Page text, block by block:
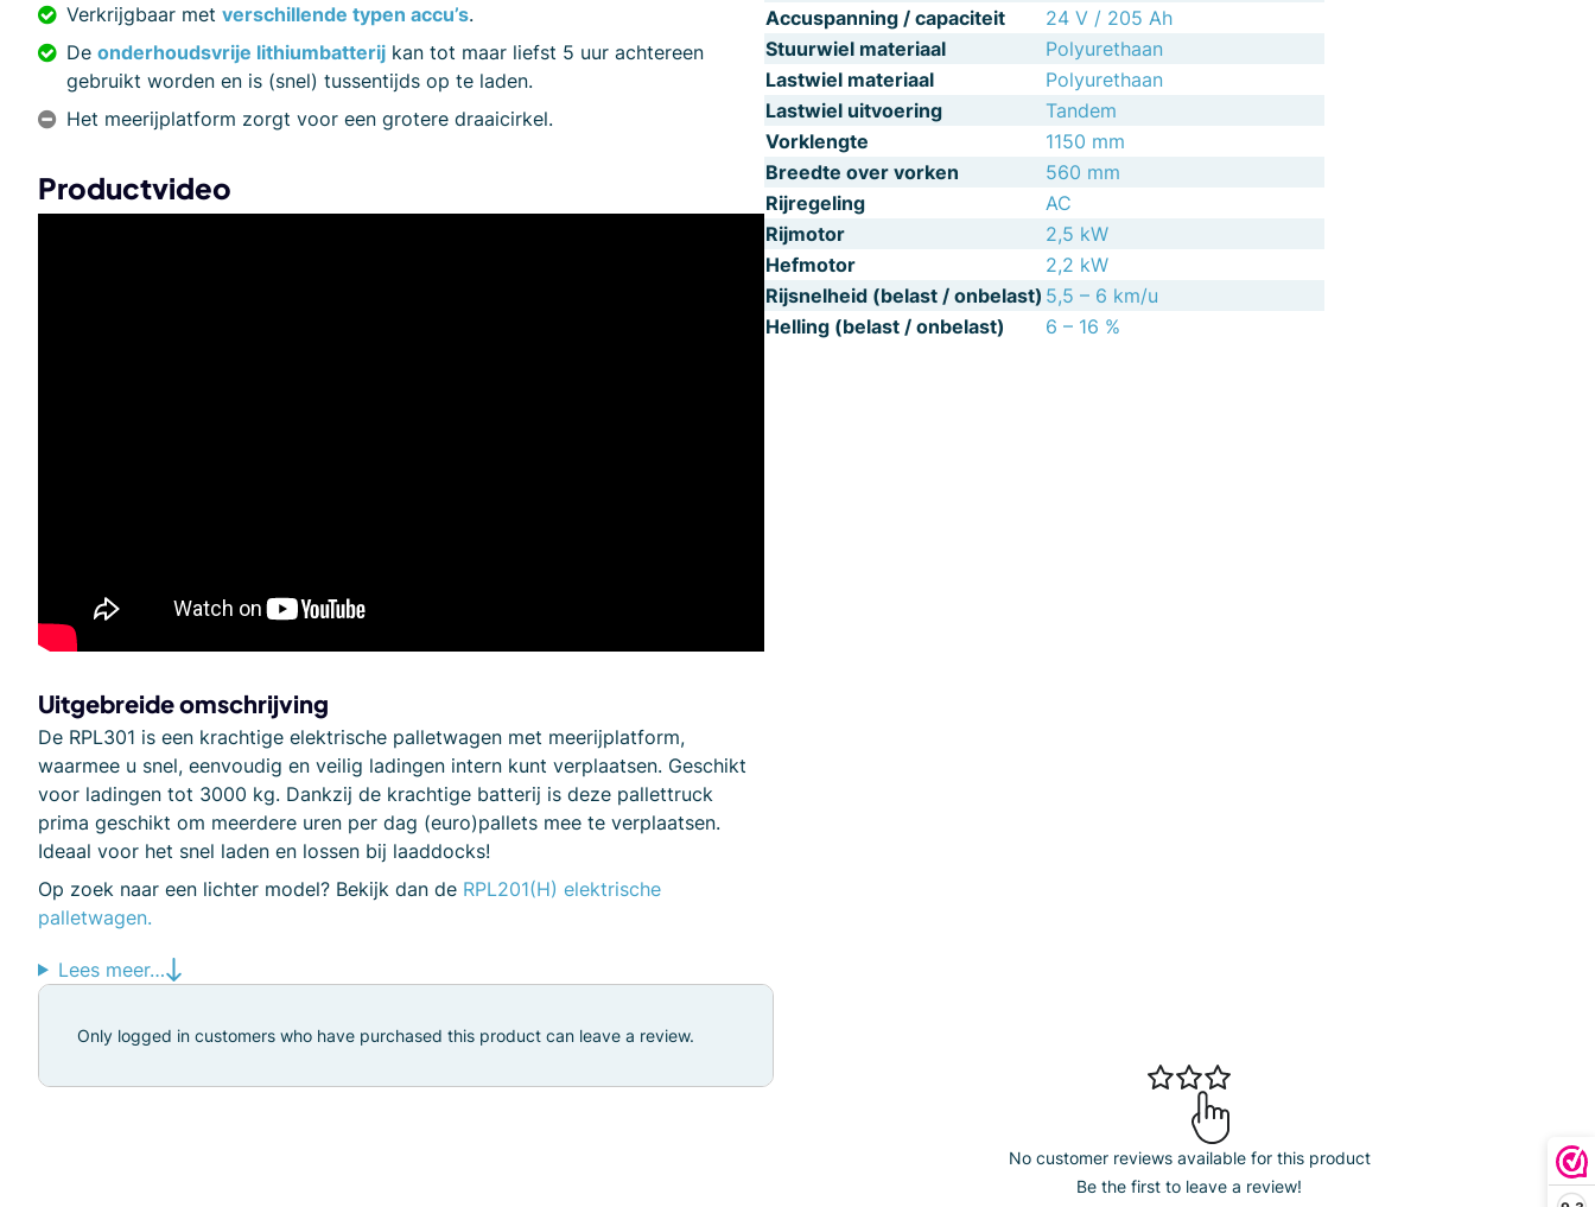
Verkrijgbaar met verschillende typen accu’s.
De onderhoudsvrije lithiumbatterij kan tot maar liefst 5 uur achtereen
gebruikt worden en is (snel) tussentijds op te laden.
Het meerijplatform zorgt voor een grotere draaicirkel.
Productvideo
Uitgebreideomschrijving
De RPL301 is een krachtige elektrische palletwagen met meerijplatform,
waarmee u snel, eenvoudig en veilig ladingen intern kunt verplaatsen. Geschikt
voor ladingen tot 3000 kg. Dankzij de krachtige batterij is deze pallettruck
prima geschikt om meerdere uren per dag (euro)pallets mee te verplaatsen.
Ideaal voor het snel laden en lossen bij laaddocks!
Op zoek naar een lichter model? Bekijk dan de RPL201(H) elektrische
palletwagen.
Lees meer…
Accuspanning / capaciteit
24 V / 205 Ah
Stuurwiel materiaal
Polyurethaan
Lastwiel materiaal
Polyurethaan
Lastwiel uitvoering
Tandem
Vorklengte
1150 mm
Breedte over vorken
560 mm
Rijregeling
AC
Rijmotor
2,5 kW
Hefmotor
2,2 kW
Rijsnelheid (belast / onbelast) 5,5 – 6 km/u
Helling (belast / onbelast)
6 – 16 %
No customer reviews available for this product
Be the first to leave a review!
Only logged in customers who have purchased this product can leave a review.